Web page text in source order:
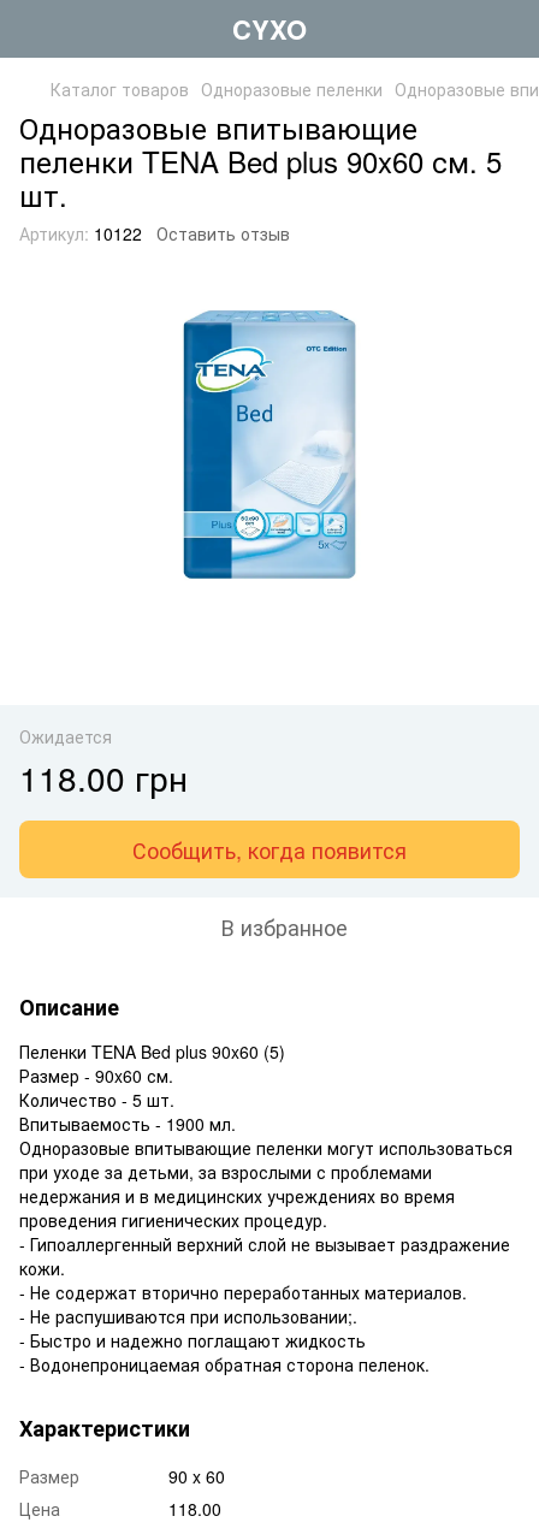
CYXO
Каталог товаров Одноразовые пеленки Одноразовые
Одноразовые впитывающие
пеленки TENA Bed plus 90x60 см. 5
шт.
Артикул: 10122 Оставить отзыв
Ожидается
118.00 грн
Сообщить, когда появится
В избранное
Описание
Пеленки TENA Bed plus 90x60 (5)
Размер - 90x60 см.
Количество - 5 шт.
Впитываемость - 1900 мл.
Одноразовые впитывающие пеленки могут использоваться
при уходе за детьми, за взрослыми с проблемами
недержания и в медицинских учреждениях во время
проведения гигиенических процедур.
- Гипоаллергенный верхний слой не вызывает раздражение
кожи.
- Не содержат вторично переработанных материалов.
- Не распушиваются при использовании;.
- Быстро и надежно поглащают жидкость
- Водонепроницаемая обратная сторона пеленок.
Характеристики
Размер
90 x 60
Цена
118.00